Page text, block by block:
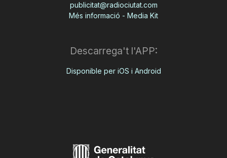
publicitat@radiociutat.com
Més informació - Media Kit
Descarrega't l'APP:
Disponible per iOS i Android